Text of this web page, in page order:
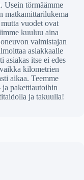
Usein törmäämme
matkamittarilukema
vuodet ovat
kuuluu aina
valmistajan
asiakkaalle
asiakas itse ei edes
kilometrien
aikaa. Teemme
pakettiautoihin
ja takuulla!